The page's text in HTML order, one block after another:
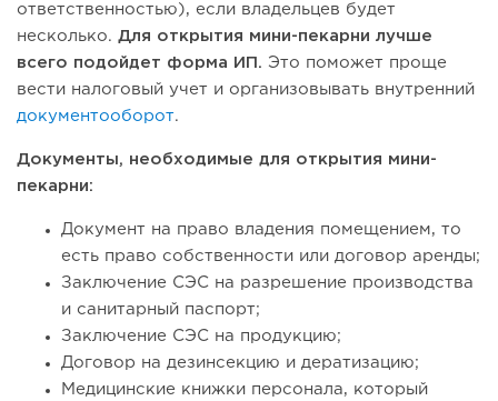
ответственностью), если владельцев будет
несколько. Для открытия мини-пекарни лучше
всего подойдет форма ИП. Это поможет проще
вести налоговый учет и организовывать внутренний
документооборот.
Документы, необходимые для открытия мини-
пекарни:
Документ на право владения помещением, то
есть право собственности или договор аренды;
Заключение СЭС на разрешение производства
и санитарный паспорт;
Заключение СЭС на продукцию;
Договор на дезинсекцию и дератизацию;
Медицинские книжки персонала, который